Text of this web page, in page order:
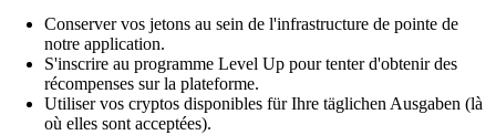
Conserver vos jetons au sein de l'infrastructure de pointe de
notre application.
S'inscrire au programme Level Up pour tenter d'obtenir des
récompenses sur la plateforme.
Utiliser vos cryptos disponibles für Ihre täglichen Ausgaben (là
où elles sont acceptées).